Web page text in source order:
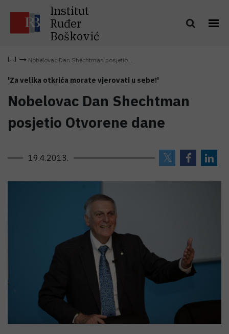
Institut
Ruđer
Bošković
Nobelovac Dan Shechtman posjetio...
'Za velika otkrića morate vjerovati u sebe!'
Nobelovac Dan Shechtman
posjetio Otvorene dane
19.4.2013.